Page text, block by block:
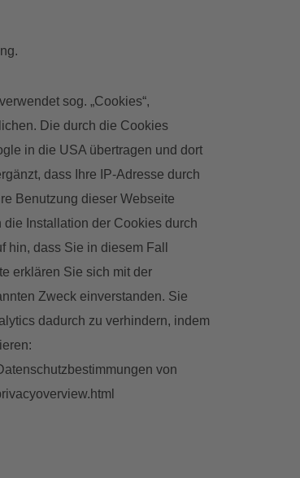
sog. „Cookies“,
Die durch die Cookies
in die USA übertragen und dort
dass Ihre IP-Adresse durch
Benutzung dieser Webseite
Installation der Cookies durch
dass Sie in diesem Fall
erklären Sie sich mit der
Zweck einverstanden. Sie
dadurch zu verhindern, indem
von